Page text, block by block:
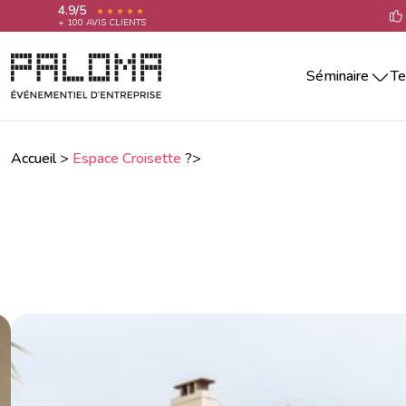
4.9/5
+ 100 AVIS CLIENTS
Séminaire
Team
Accueil> Espace Croisette ?>